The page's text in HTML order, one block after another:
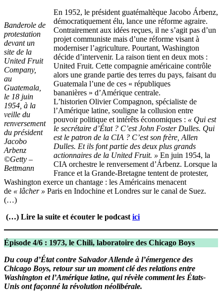
Banderole de
protestation
devant un
site de la
United Fruit
Company,
au
Guatemala,
le 18 juin
1954, à la
veille du
renversement
du président
Jacobo
Arbenz
©Getty –
Bettmann
En 1952, le président guatémaltèque Jacobo Árbenz,
démocratiquement élu, lance une réforme agraire.
Contrairement aux idées reçues, il ne s’agit pas d’un
projet communiste mais d’une réforme visant à
moderniser l’agriculture. Pourtant, Washington
décide d’intervenir. La raison tient en deux mots :
United Fruit. Cette compagnie américaine contrôle
alors une grande partie des terres du pays, faisant du
Guatemala l’une de ces « républiques
bananières » d’Amérique centrale.
L’historien Olivier Compagnon, spécialiste de
l’Amérique latine, souligne la collusion entre
pouvoir politique et intérêts économiques : « Qui est
le secrétaire d’État ? C’est John Foster Dulles. Qui
est le patron de la CIA ? C’est son frère, Allen
Dulles. Et ils font partie des deux plus grands
actionnaires de la United Fruit. » En juin 1954, la
CIA orchestre le renversement d’Árbenz. Lorsque la
France et la Grande-Bretagne tentent de protester,
Washington exerce un chantage : les Américains menacent
de « lâcher » Paris en Indochine et Londres sur le canal de Suez.
(…)
(…) Lire la suite et écouter le podcast ici
Épisode 4/6 : 1973, le Chili, laboratoire des Chicago Boys
Du coup d’État contre Salvador Allende à l’émergence des
Chicago Boys, retour sur un moment clé des relations entre
Washington et l’Amérique latine, qui révèle comment les États-
Unis ont façonné la révolution néolibérale.